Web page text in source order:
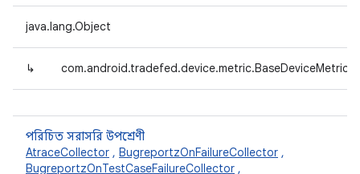
java.lang.Object
↳
পরিচিত সরাসরি উপশ্রেণী
AtraceCollector , BugreportzOnFailureCollector ,
BugreportzOnTestCaseFailureCollector ,